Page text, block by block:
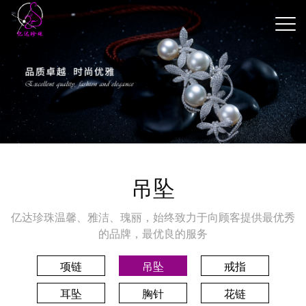
吊坠
亿达珍珠温馨、雅洁、瑰丽，始终致力于向顾客提供最优秀
的品牌，最优良的服务
项链 吊坠
戒指
耳坠
胸针 花链